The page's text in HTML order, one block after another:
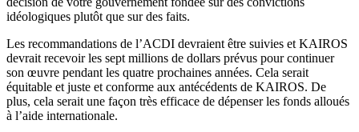
idéologiques plutôt que sur des faits.
Les recommandations de l’ACDI devraient être suivies et KAIROS
devrait recevoir les sept millions de dollars prévus pour continuer
son œuvre pendant les quatre prochaines années. Cela serait
équitable et juste et conforme aux antécédents de KAIROS. De
plus, cela serait une façon très efficace de dépenser les fonds alloués
à l’aide internationale.